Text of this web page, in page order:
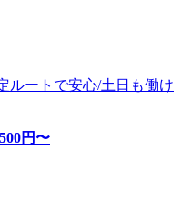
ルートで安心/土日も働け
円〜